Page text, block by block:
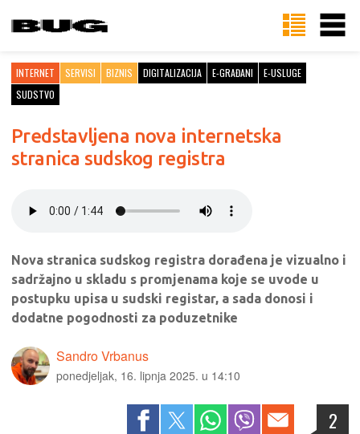
INTERNET SERVISI BIZNIS DIGITALIZACIJA E-GRAĐANI
E-USLUGE
SUDSTVO
Predstavljena nova internetska
stranica sudskog registra
Nova stranica sudskog registra dorađena je vizualno i
sadržajno u skladu s promjenama koje se uvode u
postupku upisa u sudski registar, a sada donosi i
dodatne pogodnosti za poduzetnike
Sandro Vrbanus
ponedjeljak, 16. lipnja 2025. u 14:10
2